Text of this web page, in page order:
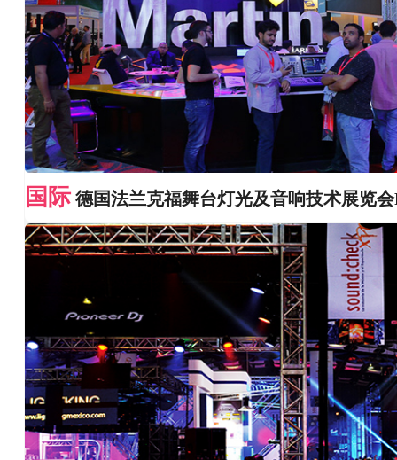
国际 德国法兰克福舞台灯光及音响技术展览会